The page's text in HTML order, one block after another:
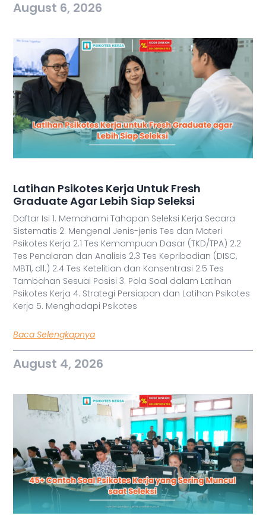
August 6, 2026
Latihan Psikotes Kerja Untuk Fresh
Graduate Agar Lebih Siap Seleksi
Daftar Isi 1. Memahami Tahapan Seleksi Kerja Secara
Sistematis 2. Mengenal Jenis-jenis Tes dan Materi
Psikotes Kerja 2.1 Tes Kemampuan Dasar (TKD/TPA) 2.2
Tes Penalaran dan Analisis 2.3 Tes Kepribadian (DISC,
MBTI, dll.) 2.4 Tes Ketelitian dan Konsentrasi 2.5 Tes
Tambahan Sesuai Posisi 3. Pola Soal dalam Latihan
Psikotes Kerja 4. Strategi Persiapan dan Latihan Psikotes
Kerja 5. Menghadapi Psikotes
Baca Selengkapnya
August 4, 2026